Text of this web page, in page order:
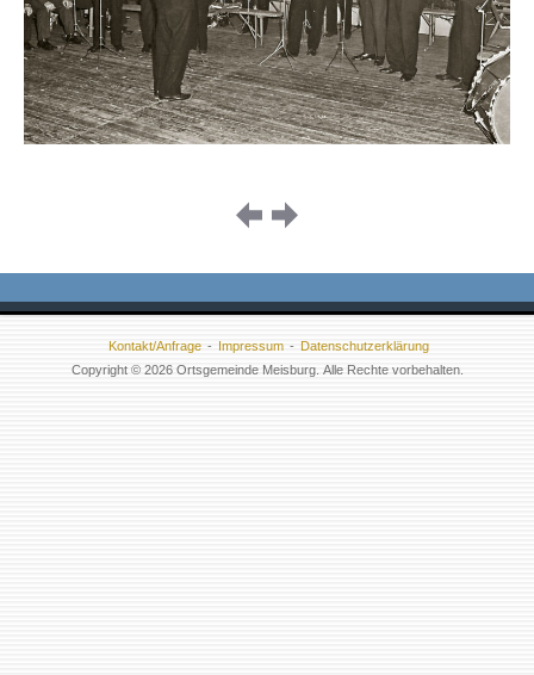
Kontakt/Anfrage Impressum
Datenschutzerklärung
Copyright © 2026 Ortsgemeinde Meisburg. Alle Rechte vorbehalten.